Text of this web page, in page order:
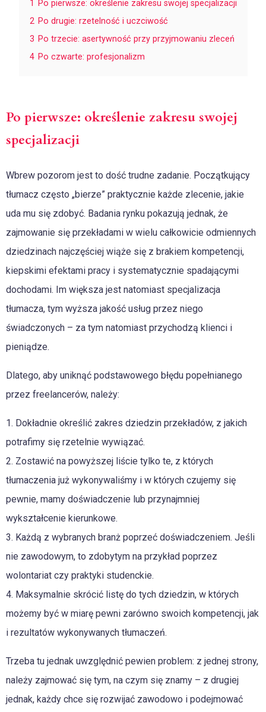
1
Po pierwsze: określenie zakresu swojej specjalizacji
2 Po drugie: rzetelność i uczciwość
3 Po trzecie: asertywność przy przyjmowaniu zleceń
4 Po czwarte: profesjonalizm
Po pierwsze: określenie zakresu swojej
specjalizacji
Wbrew pozorom jest to dość trudne zadanie. Początkujący
tłumacz często „bierze” praktycznie każde zlecenie, jakie
uda mu się zdobyć. Badania rynku pokazują jednak, że
zajmowanie się przekładami w wielu całkowicie odmiennych
dziedzinach najczęściej wiąże się z brakiem kompetencji,
kiepskimi efektami pracy i systematycznie spadającymi
dochodami. Im większa jest natomiast specjalizacja
tłumacza, tym wyższa jakość usług przez niego
świadczonych – za tym natomiast przychodzą klienci i
pieniądze.
Dlatego, aby uniknąć podstawowego błędu popełnianego
przez freelancerów, należy:
1. Dokładnie określić zakres dziedzin przekładów, z jakich
potrafimy się rzetelnie wywiązać.
2. Zostawić na powyższej liście tylko te, z których
tłumaczenia już wykonywaliśmy i w których czujemy się
pewnie, mamy doświadczenie lub przynajmniej
wykształcenie kierunkowe.
3. Każdą z wybranych branż poprzeć doświadczeniem. Jeśli
nie zawodowym, to zdobytym na przykład poprzez
wolontariat czy praktyki studenckie.
4. Maksymalnie skrócić listę do tych dziedzin, w których
możemy być w miarę pewni zarówno swoich kompetencji, jak
i rezultatów wykonywanych tłumaczeń.
Trzeba tu jednak uwzględnić pewien problem: z jednej strony,
należy zajmować się tym, na czym się znamy – z drugiej
jednak, każdy chce się rozwijać zawodowo i podejmować